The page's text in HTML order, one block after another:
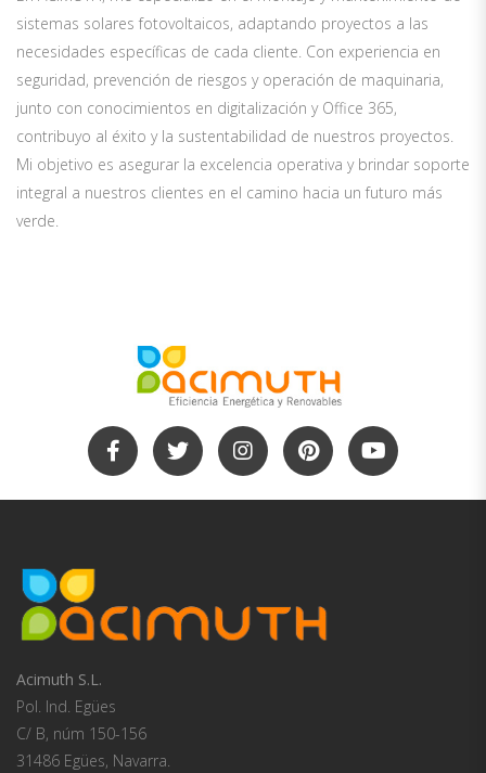
sistemas solares fotovoltaicos, adaptando proyectos a las
necesidades específicas de cada cliente. Con experiencia en
seguridad, prevención de riesgos y operación de maquinaria,
junto con conocimientos en digitalización y Office 365,
contribuyo al éxito y la sustentabilidad de nuestros proyectos.
Mi objetivo es asegurar la excelencia operativa y brindar soporte
integral a nuestros clientes en el camino hacia un futuro más
verde.
Acimuth S.L.
Pol. Ind. Egües
C/ B, núm 150-156
31486 Egües, Navarra.